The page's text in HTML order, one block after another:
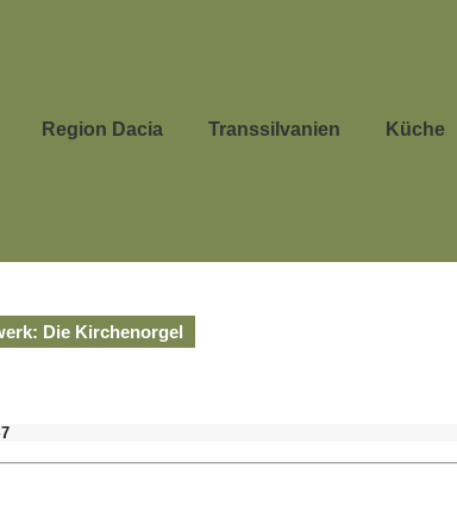
Region Dacia Transsilvanien Küche
Die Kirchenorgel